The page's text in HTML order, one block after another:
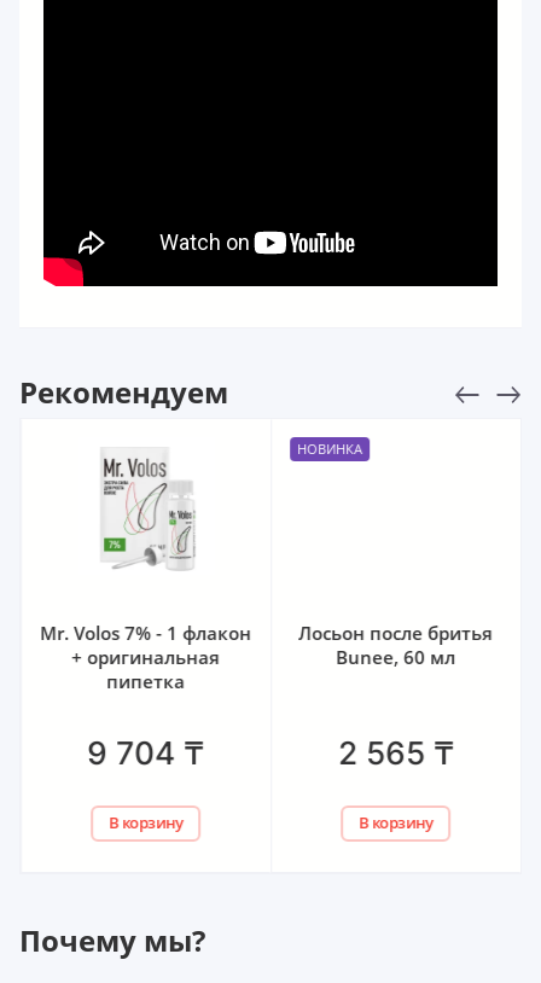
Рекомендуем
Mr. Volos 7% - 1 флакон
+ оригинальная
пипетка
9 704 ₸
В корзину
НОВИНКА
Лосьон после бритья
Bunee, 60 мл
2 565 ₸
В корзину
Почему мы?